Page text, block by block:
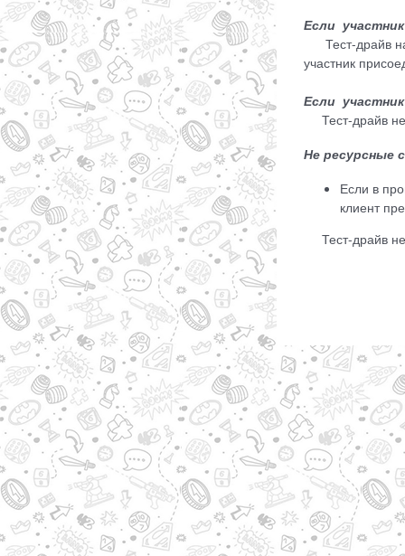
Если
Тест-драйв
участник
Если
Тест-драйв
Не ресурсные
Если в
клиент
Тест-драйв